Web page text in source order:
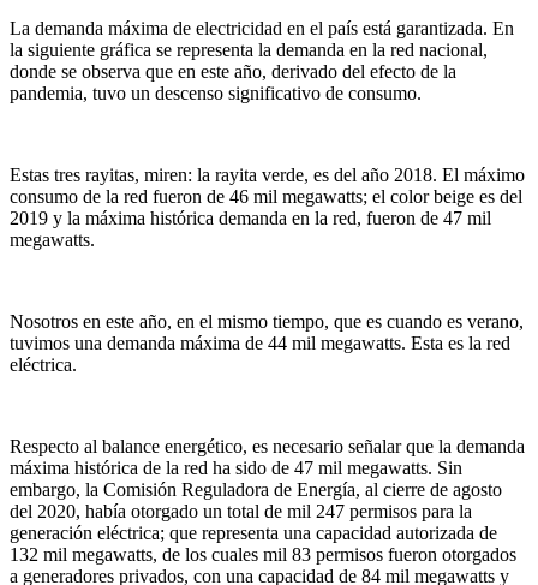
La demanda máxima de electricidad en el país está garantizada. En
la siguiente gráfica se representa la demanda en la red nacional,
donde se observa que en este año, derivado del efecto de la
pandemia, tuvo un descenso significativo de consumo.
Estas tres rayitas, miren: la rayita verde, es del año 2018. El máximo
consumo de la red fueron de 46 mil megawatts; el color beige es del
2019 y la máxima histórica demanda en la red, fueron de 47 mil
megawatts.
Nosotros en este año, en el mismo tiempo, que es cuando es verano,
tuvimos una demanda máxima de 44 mil megawatts. Esta es la red
eléctrica.
Respecto al balance energético, es necesario señalar que la demanda
máxima histórica de la red ha sido de 47 mil megawatts. Sin
embargo, la Comisión Reguladora de Energía, al cierre de agosto
del 2020, había otorgado un total de mil 247 permisos para la
generación eléctrica; que representa una capacidad autorizada de
132 mil megawatts, de los cuales mil 83 permisos fueron otorgados
a generadores privados, con una capacidad de 84 mil megawatts y